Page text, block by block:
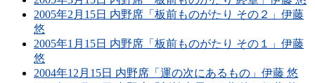
2005年2月15日 内野席「板前ものがたり その２」伊藤
悠
2005年1月15日 内野席「板前ものがたり その１」伊藤
悠
2004年12月15日 内野席「運の次にあるもの」伊藤 悠